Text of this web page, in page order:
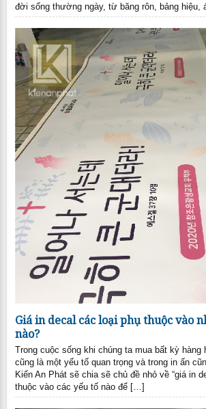
đời sống thường ngày, từ băng rôn, bảng hiệu,
Giá in decal các loại phụ thuộc vào
nào?
Trong cuộc sống khi chúng ta mua bất kỳ hàng
cũng là một yếu tố quan trọng và trong in ấn
Kiến An Phát sẽ chia sẽ chủ đề nhỏ về “giá in
thuộc vào các yếu tố nào để […]